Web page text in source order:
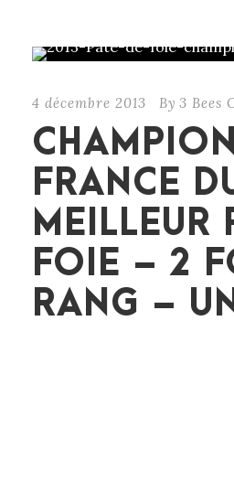
4 décembre 2013 By 3 Bees
FRANCE
MEILLEUR
FOIE – 2
RANG –